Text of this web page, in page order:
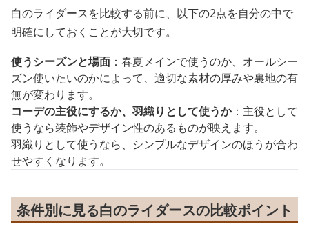
白のライダースを比較する前に、以下の2点を自分の中で
明確にしておくことが大切です。
使うシーズンと場面 ：春夏メインで使うのか、オールシー
ズン使いたいのかによって、適切な素材の厚みや裏地の有
無が変わります。
コーデの主役にするか、羽織りとして使うか：主役として
使うなら装飾やデザイン性のあるものが映えます。
羽織りとして使うなら、シンプルなデザインのほうが合わ
せやすくなります。
条件別に見る白のライダースの比較ポイント